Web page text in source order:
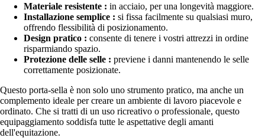
Materiale resistente : in acciaio, per una longevità maggiore.
Installazione semplice : si fissa facilmente su qualsiasi muro,
offrendo flessibilità di posizionamento.
Design pratico : consente di tenere i vostri attrezzi in ordine
risparmiando spazio.
Protezione delle selle : previene i danni mantenendo le selle
correttamente posizionate.
Questo porta-sella è non solo uno strumento pratico, ma anche un
complemento ideale per creare un ambiente di lavoro piacevole e
ordinato. Che si tratti di un uso ricreativo o professionale, questo
equipaggiamento soddisfa tutte le aspettative degli amanti
dell'equitazione.